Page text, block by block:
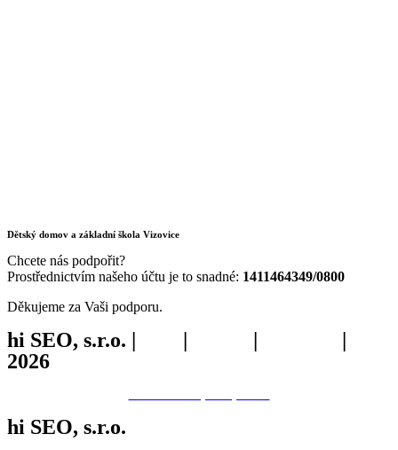
Dětský domov a základní škola Vizovice
Chcete nás podpořit?
Prostřednictvím našeho účtu je to snadné: 1411464349/0800
Děkujeme za Vaši podporu.
hi SEO, s.r.o. | | |
|
2026
hi SEO, s.r.o.